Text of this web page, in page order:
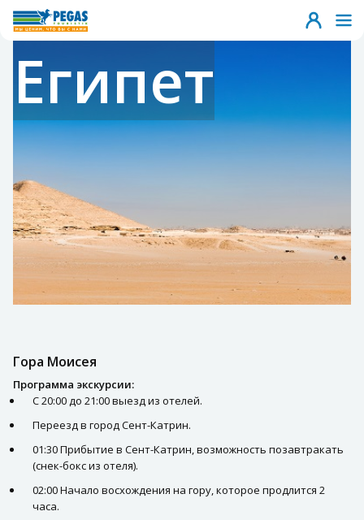
Египет
Гора Моисея
Программа экскурсии:
С 20:00 до 21:00 выезд из отелей.
Переезд в город Сент-Катрин.
01:30 Прибытие в Сент-Катрин, возможность позавтракать
(снек-бокс из отеля).
02:00 Начало восхождения на гору, которое продлится 2
часа.